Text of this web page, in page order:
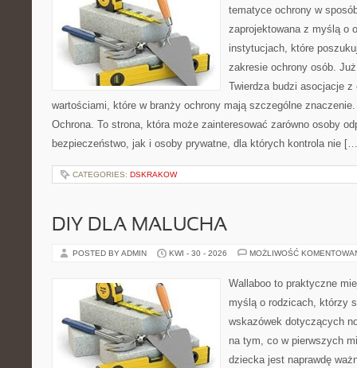
tematyce ochrony w
zaprojektowana z myślą o
instytucjach, które
zakresie ochrony osób.
Twierdza budzi asocjacje
wartościami, które w branży ochrony mają szczególne
Ochrona. To strona, która może zainteresować zarówno osoby
bezpieczeństwo, jak i osoby prywatne, dla których kontrola nie
CATEGORIES: DSKRAKOW
DIY DLA MALUCHA
POSTED BY ADMIN KWI - 30 - 2026 MOŻLIWOŚĆ
Wallaboo to praktyczne
myślą o rodzicach, którzy
wskazówek dotyczących
na tym, co w pierwszych
dziecka jest naprawdę